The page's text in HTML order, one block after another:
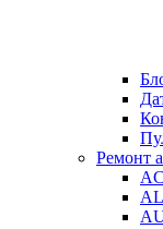
Ремонт